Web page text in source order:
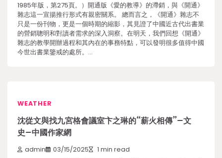
1985年版，第275頁。）開通版《愛的教導》的滯銷，與《開通》
雜志這一宣揚推行形式有親密關系。 總而言之，《開通》雜志不
只是一份刊物，更是一個時期的縮影，其見證了中國近古代出書業
的營銷聰明和對讀者需求的深入洞察。在明天，我們回想《開通》
雜志的教學開辦過程和其內在的事務特點，可以發明很多值得中國
今世出書業鑒戒的處所。…
WEATHER
沈從文與找九宮格會議室卞之琳的“薪火相傳”–文
史–中國作家網
admin 03/15/2025 1 min read